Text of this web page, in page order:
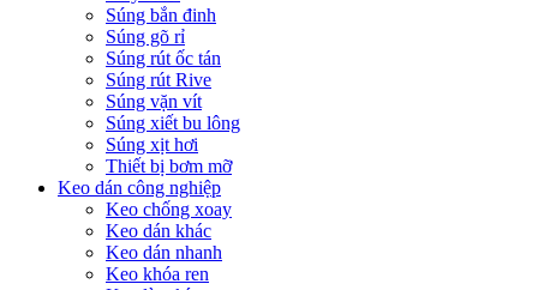
Súng bắn đinh
Súng gõ rỉ
Súng rút ốc tán
Súng rút Rive
Súng vặn vít
Súng xiết bu lông
Súng xịt hơi
Thiết bị bơm mỡ
Keo dán công nghiệp
Keo chống xoay
Keo dán khác
Keo dán nhanh
Keo khóa ren